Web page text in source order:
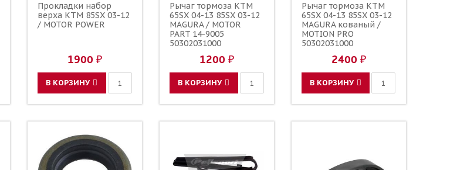
Прокладки набор
верха KTM 85SX 03-12
/ MOTOR POWER
1900 ₽
В КОРЗИНУ
Рычаг тормоза KTM
65SX 04-13 85SX 03-12
MAGURA / MOTOR
PART 14-9005
50302031000
1200 ₽
В КОРЗИНУ
Рычаг тормоза KTM
65SX 04-13 85SX 03-12
MAGURA кованый /
MOTION PRO
50302031000
2400 ₽
В КОРЗИНУ